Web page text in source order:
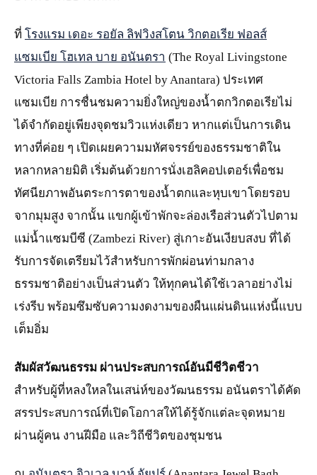
ที่ โรงแรม เดอะ รอยัล ลิฟวิงสโตน วิกตอเรีย ฟอลส์
แซมเบีย โฮเทล บาย อนันตรา (The Royal Livingstone
Victoria Falls Zambia Hotel by Anantara) ประเทศ
แซมเบีย การชื่นชมความยิ่งใหญ่ของน้ำตกวิกตอเรียไม่
ได้จำกัดอยู่เพียงจุดชมวิวแห่งเดียว หากแต่เป็นการเดิน
ทางที่ค่อย ๆ เปิดเผยความมหัศจรรย์ของธรรมชาติใน
หลากหลายมิติ เริ่มต้นด้วยการนั่งเฮลิคอปเตอร์เพื่อชม
ทัศนียภาพอันตระการตาของน้ำตกและหุบเขาโดยรอบ
จากมุมสูง จากนั้น แขกผู้เข้าพักจะล่องเรือส่วนตัวไปตาม
แม่น้ำแซมบีซี (Zambezi River) สู่เกาะอันเงียบสงบ ที่ได้
รับการจัดเตรียมไว้สำหรับการพักผ่อนท่ามกลาง
ธรรมชาติอย่างเป็นส่วนตัว ให้ทุกคนได้ใช้เวลาอย่างไม่
เร่งรีบ พร้อมซึมซับความงดงามของผืนแผ่นดินแห่งนี้แบบ
เต็มอิ่ม
สัมผัสวัฒนธรรม ผ่านประสบการณ์อันมีชีวิตชีวา
สำหรับผู้ที่หลงใหลในเสน่ห์ของวัฒนธรรม อนันตราได้คัด
สรรประสบการณ์ที่เปิดโอกาสให้ได้รู้จักแต่ละจุดหมาย
ผ่านผู้คน งานฝีมือ และวิถีชีวิตของชุมชน